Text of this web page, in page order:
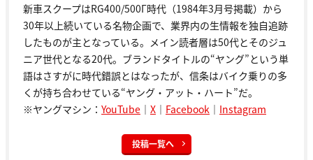
新車スクープはRG400/500Γ時代（1984年3月号掲載）から
30年以上続いている名物企画で、業界内の生情報を独自追跡
したものが主となっている。メイン読者層は50代とそのジュ
ニア世代となる20代。ブランドタイトルの“ヤング”という単
語はさすがに時代錯誤とはなったが、信条はバイク乗りの多
くが持ち合わせている“ヤング・アット・ハート”だ。
※ヤングマシン： YouTube ｜ X ｜ Facebook ｜ Instagram
投稿一覧へ